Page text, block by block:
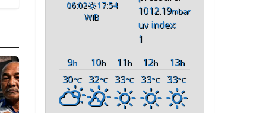
06:02
17:54
WIB
1012.19mbar
uv index:
1
9h 10h 11h 12h 13h
30°C 32°C 33°C 33°C 33°C